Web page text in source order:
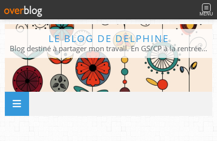
MENU
LE BLOG DE DELPHINE
Blog destiné à partager mon travail. En GS/CP à la rentrée 2026/2027 !